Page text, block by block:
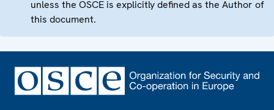
unless the OSCE is explicitly defined as the Author of
this document.